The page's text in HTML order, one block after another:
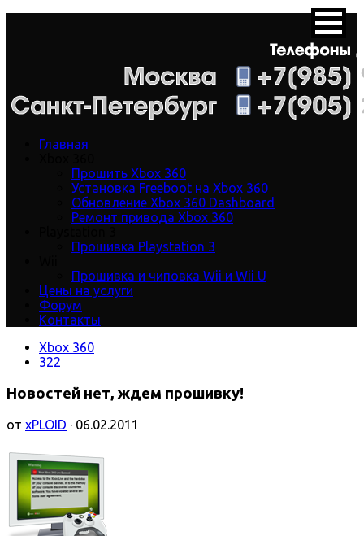
Главная
Прошить Xbox 360
Установка Freeboot на Xbox 360
Обновление Xbox 360 Dashboard
Ремонт привода Xbox 360
Прошивка Playstation 3
Прошивка и чиповка Wii и Wii U
Цены на услуги
Форум
Контакты
Xbox 360
322
Новостей нет, ждем прошивку!
от xPLOID · 06.02.2011